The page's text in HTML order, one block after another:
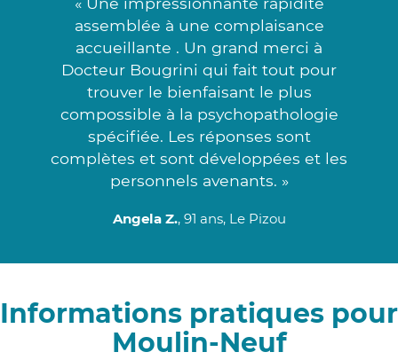
assemblée à une complaisance
accueillante . Un grand merci à
Docteur Bougrini qui fait tout pour
trouver le bienfaisant le plus
compossible à la psychopathologie
spécifiée. Les réponses sont
complètes et sont développées et les
personnels avenants. »
Angela Z., 91 ans, Le Pizou
Informations pratiques pour
Moulin-Neuf